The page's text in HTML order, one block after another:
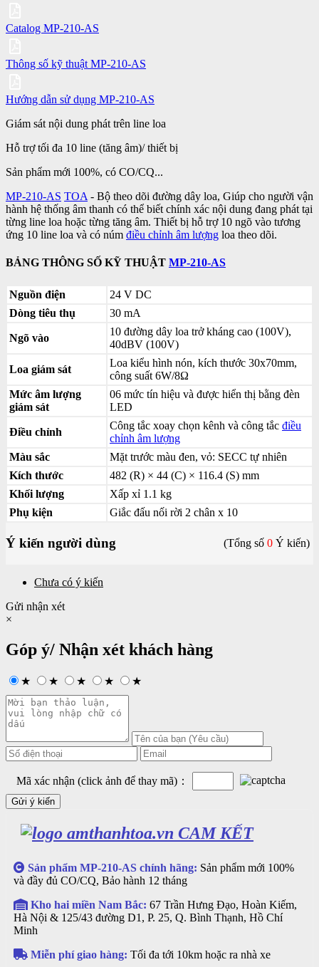
Catalog MP-210-AS
Thông số kỹ thuật MP-210-AS
Hướng dẫn sử dụng MP-210-AS
Giám sát nội dung phát trên line loa
Hỗ trợ tối đa 10 line (tăng âm)/ thiết bị
Sản phẩm mới 100%, có CO/CQ...
MP-210-AS TOA - Bộ theo dõi đường dây loa, Giúp cho người vận
hành hệ thống âm thanh có thể biết chính xác nội dung đang phát tại
từng line loa hoặc từng tăng âm. Thiết bị hỗ trợ 10 ngõ vào tương
ứng 10 line loa và có núm điều chỉnh âm lượng loa theo dõi.
BẢNG THÔNG SỐ KỸ THUẬT MP-210-AS
Nguồn điện
24 V DC
Dòng tiêu thụ
30 mA
Ngõ vào
10 đường dây loa trở kháng cao (100V),
40dBV (100V)
Loa giám sát
Loa kiểu hình nón, kích thước 30x70mm,
công suất 6W/8Ω
Mức âm lượng
giám sát
06 mức tín hiệu và được hiển thị bằng đèn
LED
Điều chỉnh
Công tắc xoay chọn kênh và công tắc điều
chỉnh âm lượng
Màu sắc
Mặt trước màu đen, vỏ: SECC tự nhiên
Kích thước
482 (R) × 44 (C) × 116.4 (S) mm
Khối lượng
Xấp xỉ 1.1 kg
Phụ kiện
Giắc đấu nối rời 2 chân x 10
Ý kiến người dùng (Tổng số 0 Ý kiến)
Chưa có ý kiến
Gửi nhận xét
×
Góp ý/ Nhận xét khách hàng
★ ★ ★ ★ ★
Mã xác nhận (click ảnh để thay mã)：
CAM KẾT
Sản phẩm MP-210-AS chính hãng: Sản phẩm mới 100%
và đầy đủ CO/CQ, Bảo hành 12 tháng
Kho hai miền Nam Bắc: 67 Trần Hưng Đạo, Hoàn Kiếm,
Hà Nội & 125/43 đường D1, P. 25, Q. Bình Thạnh, Hồ Chí
Minh
Miễn phí giao hàng: Tối đa tới 10km hoặc ra nhà xe